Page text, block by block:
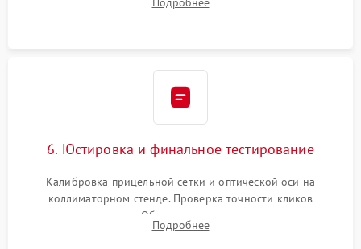
и заполнение его осушенным азотом или аргоном для
6. Юстировка и финальное тестирование
Калибровка прицельной сетки и оптической оси на
коллиматорном стенде. Проверка точности кликов
механизма поправок. Обязательное испытание прицела на
ударном стенде для проверки устойчивости к отдаче и
Подробнее